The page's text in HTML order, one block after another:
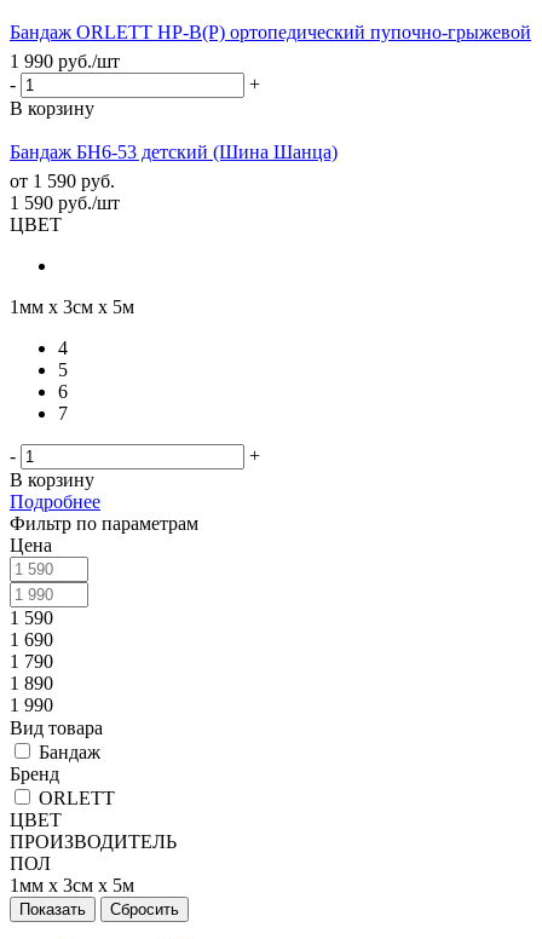
Бандаж ORLETT HP-B(P) ортопедический пупочно-грыжевой
1 990 руб./шт
-
+
В корзину
Бандаж БН6-53 детский (Шина Шанца)
от 1 590 руб.
1 590 руб./шт
ЦВЕТ
1мм х 3см х 5м
4
5
6
7
-
+
В корзину
Подробнее
Фильтр по параметрам
Цена
1 590
1 690
1 790
1 890
1 990
Вид товара
Бандаж
Бренд
ORLETT
ЦВЕТ
ПРОИЗВОДИТЕЛЬ
ПОЛ
1мм х 3см х 5м
Сбросить